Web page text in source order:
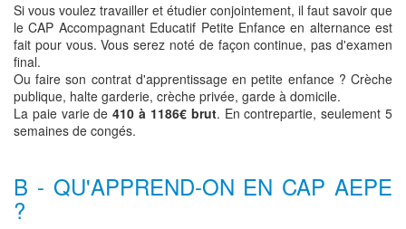
Si vous voulez travailler et étudier conjointement, il faut savoir que
le CAP Accompagnant Educatif Petite Enfance en alternance est
fait pour vous. Vous serez noté de façon continue, pas d'examen
final.
Ou faire son contrat d'apprentissage en petite enfance ? Crèche
publique, halte garderie, crèche privée, garde à domicile.
La paie varie de410 à 1186€ brut. En contrepartie, seulement 5
semaines de congés.
B - QU'APPREND-ON EN CAP AEPE
?